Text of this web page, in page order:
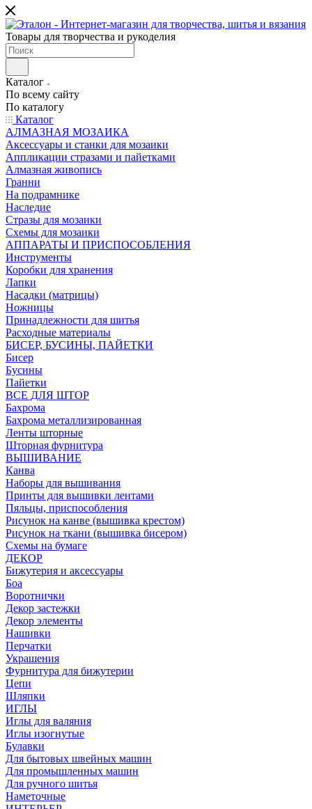
Товары для творчества и рукоделия
Каталог
По всему сайту
По каталогу
Каталог
АЛМАЗНАЯ МОЗАИКА
Аксессуары и станки для мозаики
Аппликации стразами и пайетками
Алмазная живопись
Гранни
На подрамнике
Наследие
Стразы для мозаики
Схемы для мозаики
АППАРАТЫ И ПРИСПОСОБЛЕНИЯ
Инструменты
Коробки для хранения
Лапки
Насадки (матрицы)
Ножницы
Принадлежности для шитья
Расходные материалы
БИСЕР, БУСИНЫ, ПАЙЕТКИ
Бисер
Бусины
Пайетки
ВСЕ ДЛЯ ШТОР
Бахрома
Бахрома металлизированная
Ленты шторные
Шторная фурнитура
ВЫШИВАНИЕ
Канва
Наборы для вышивания
Принты для вышивки лентами
Пяльцы, приспособления
Рисунок на канве (вышивка крестом)
Рисунок на ткани (вышивка бисером)
Схемы на бумаге
ДЕКОР
Бижутерия и аксессуары
Боа
Воротнички
Декор застежки
Декор элементы
Нашивки
Перчатки
Украшения
Фурнитура для бижутерии
Цепи
Шляпки
ИГЛЫ
Иглы для валяния
Иглы изогнутые
Булавки
Для бытовых швейных машин
Для промышленных машин
Для ручного шитья
Наметочные